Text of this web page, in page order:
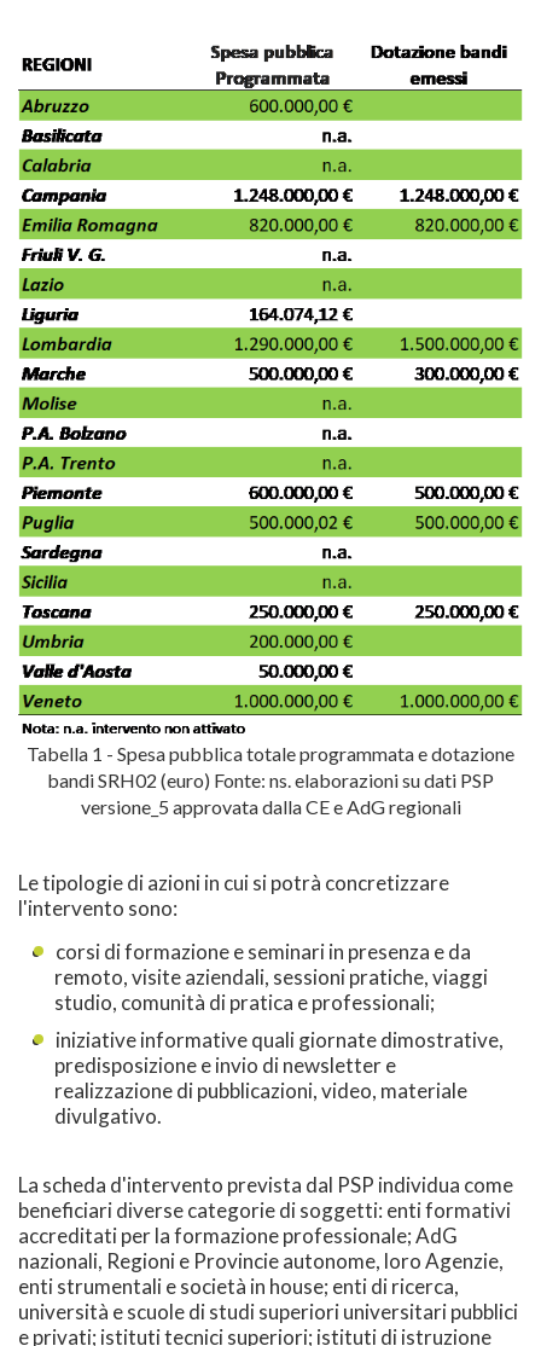
Tabella 1 - Spesa pubblica totale programmata e dotazione
bandi SRH02 (euro) Fonte: ns. elaborazioni su dati PSP
versione_5 approvata dalla CE e AdG regionali
Le tipologie di azioni in cui si potrà concretizzare
l'intervento sono:
corsi di formazione e seminari in presenza e da
remoto, visite aziendali, sessioni pratiche, viaggi
studio, comunità di pratica e professionali;
iniziative informative quali giornate dimostrative,
predisposizione e invio di newsletter e
realizzazione di pubblicazioni, video, materiale
divulgativo.
La scheda d'intervento prevista dal PSP individua come
beneficiari diverse categorie di soggetti: enti formativi
accreditati per la formazione professionale; AdG
nazionali, Regioni e Provincie autonome, loro Agenzie,
enti strumentali e società in house; enti di ricerca,
università e scuole di studi superiori universitari pubblici
e privati; istituti tecnici superiori; istituti di istruzione